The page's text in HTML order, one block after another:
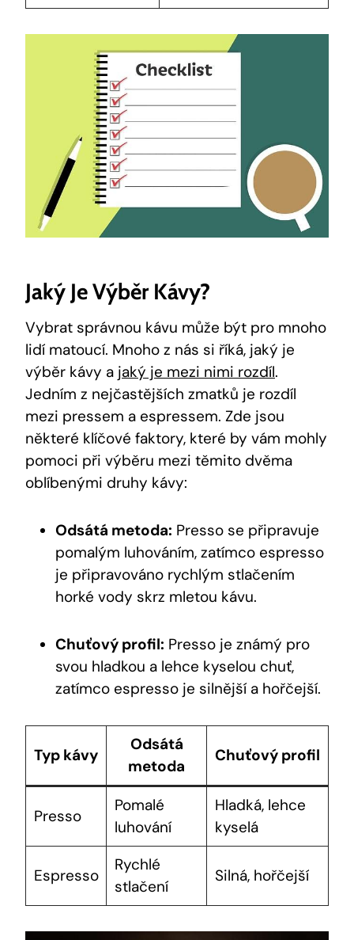
Jaký Je Výběr Kávy?
Vybrat správnou kávu může být pro mnoho
lidí matoucí. Mnoho z nás si říká, jaký je
výběr kávy a jaký je mezi nimi rozdíl.
Jedním z nejčastějších zmatků je rozdíl
mezi pressem a espressem. Zde jsou
některé klíčové faktory, které by vám mohly
pomoci při výběru mezi těmito dvěma
oblíbenými druhy kávy:
Odsátá metoda: Presso se připravuje
pomalým luhováním, zatímco espresso
je připravováno rychlým stlačením
horké vody skrz mletou kávu.
Chuťový profil: Presso je známý pro
svou hladkou a lehce kyselou chuť,
zatímco espresso je silnější a hořčejší.
Typ kávy
Odsátá
metoda
Chuťový profil
Presso
Pomalé
luhování
Hladká, lehce
kyselá
Espresso
Rychlé
stlačení
Silná, hořčejší